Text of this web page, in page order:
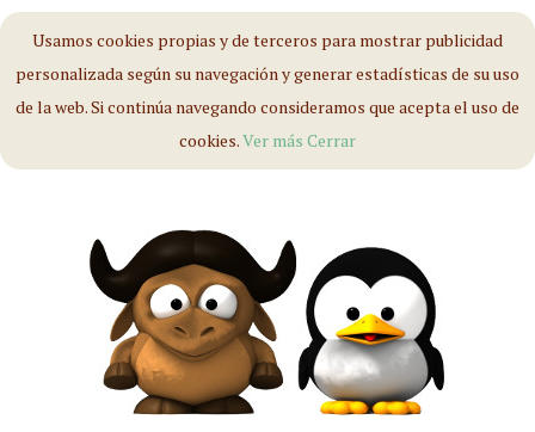
Usamos cookies propias y de terceros para mostrar publicidad
personalizada según su navegación y generar estadísticas de su uso
de la web. Si continúa navegando consideramos que acepta el uso de
cookies.Ver más Cerrar